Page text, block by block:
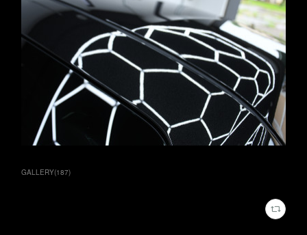
GALLERY(187)